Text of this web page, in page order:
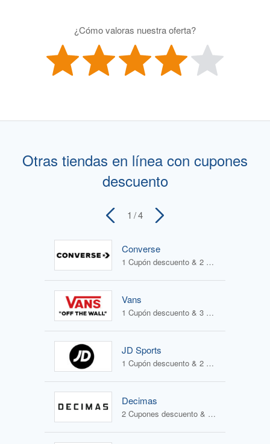
¿Cómo valoras nuestra oferta?
Otras tiendas en línea con cupones
descuento
1 / 4
Converse
1 Cupón descuento & 2 Ofertas
Vans
1 Cupón descuento & 3 Ofertas
JD Sports
1 Cupón descuento & 2 Ofertas
Decimas
2 Cupones descuento & 2 Ofertas